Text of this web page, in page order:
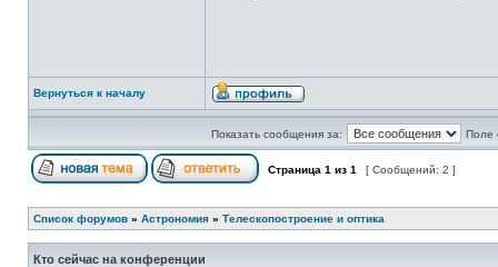
Вернуться к началу
Показать сообщения за: Поле
Страница 1 из 1 [ Сообщений: 2 ]
Список форумов » Астрономия » Телескопостроение и оптика
Кто сейчас на конференции